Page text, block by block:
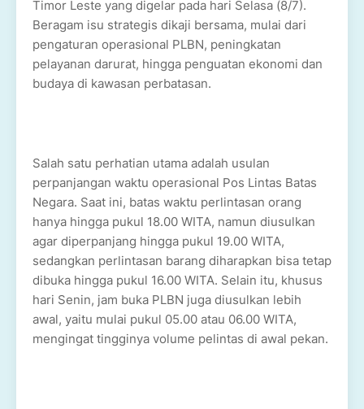
Timor Leste yang digelar pada hari Selasa (8/7).
Beragam isu strategis dikaji bersama, mulai dari
pengaturan operasional PLBN, peningkatan
pelayanan darurat, hingga penguatan ekonomi dan
budaya di kawasan perbatasan.
Salah satu perhatian utama adalah usulan
perpanjangan waktu operasional Pos Lintas Batas
Negara. Saat ini, batas waktu perlintasan orang
hanya hingga pukul 18.00 WITA, namun diusulkan
agar diperpanjang hingga pukul 19.00 WITA,
sedangkan perlintasan barang diharapkan bisa tetap
dibuka hingga pukul 16.00 WITA. Selain itu, khusus
hari Senin, jam buka PLBN juga diusulkan lebih
awal, yaitu mulai pukul 05.00 atau 06.00 WITA,
mengingat tingginya volume pelintas di awal pekan.